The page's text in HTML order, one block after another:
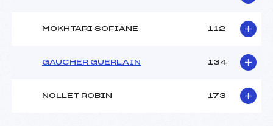
MOKHTARI SOFIANE 112
GAUCHER GUERLAIN 134
NOLLET ROBIN 173